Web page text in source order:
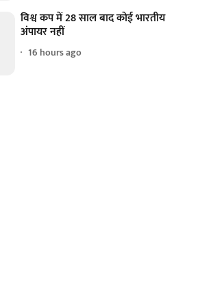
विश्व कप में 28 साल बाद कोई भारतीय
अंपायर नहीं
16 hours ago